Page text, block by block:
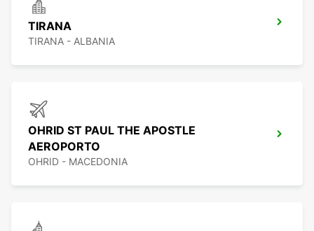
TIRANA
TIRANA - ALBANIA
OHRID ST PAUL THE APOSTLE
AEROPORTO
OHRID - MACEDONIA